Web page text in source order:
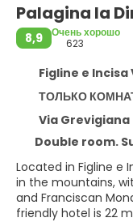
Palagina la
8,9
Очень хорошо
623
Figline e Incisa
ТОЛЬКО
Via Grevigiana
Double room.
Located in Figline e
in the mountains,
and Franciscan
friendly hotel is 22